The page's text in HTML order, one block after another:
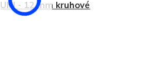
UNI - 12 mm kruhové